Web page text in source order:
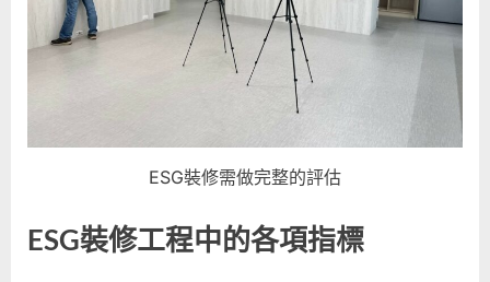
ESG裝修需做完整的評估
ESG裝修工程中的各項指標